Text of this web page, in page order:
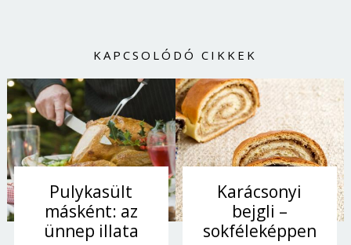
KAPCSOLÓDÓ CIKKEK
Pulykasült
másként: az
ünnep illata
Karácsonyi
bejgli –
sokféleképpen